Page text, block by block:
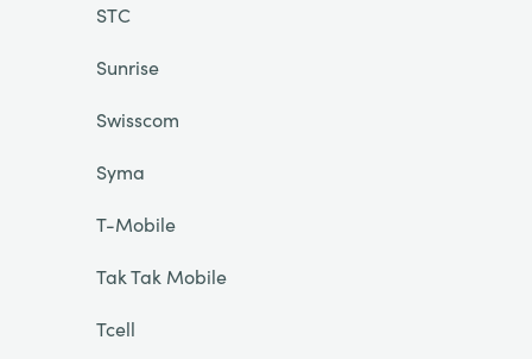
STC
Sunrise
Swisscom
Syma
T-Mobile
Tak Tak Mobile
Tcell